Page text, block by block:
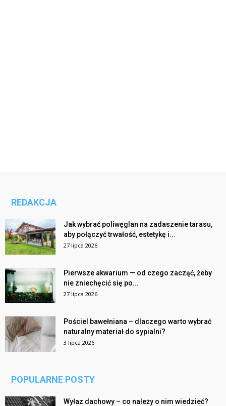
REDAKCJA
Jak wybrać poliwęglan na zadaszenie tarasu,
aby połączyć trwałość, estetykę i...
27 lipca 2026
Pierwsze akwarium — od czego zacząć, żeby
nie zniechęcić się po...
27 lipca 2026
Pościel bawełniana – dlaczego warto wybrać
naturalny materiał do sypialni?
3 lipca 2026
POPULARNE POSTY
Wyłaz dachowy – co należy o nim wiedzieć?